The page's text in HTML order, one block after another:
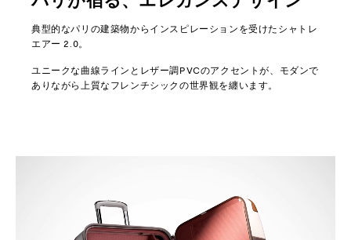
典型的なパリの建築物からインスピレーションを受けたシャトレ
エアー 2.0。
ユニークな曲線ラインとレザー調PVCのアクセントが、モダンで
ありながら上質なフレンチシックの世界観を纏います。